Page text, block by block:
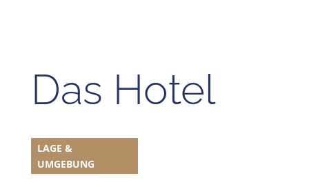
Das Hotel
LAGE &
UMGEBUNG